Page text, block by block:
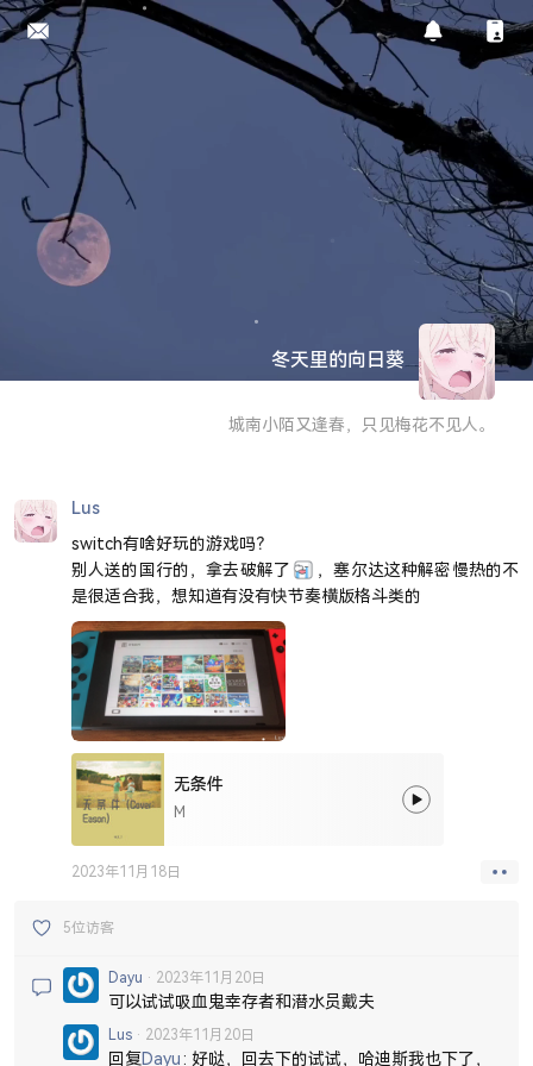
冬天里的向日葵
城南小陌又逢春，只见梅花不见人。
Lus
switch有啥好玩的游戏吗？
别人送的国行的，拿去破解了
，塞尔达这种解密慢热的不
是很适合我，想知道有没有快节奏横版格斗类的
无条件
M
2023年11月18日
5位访客
Dayu 2023年11月20日
可以试试吸血鬼幸存者和潜水员戴夫
Lus 2023年11月20日
回复Dayu 好哒，回去下的试试，哈迪斯我也下了，